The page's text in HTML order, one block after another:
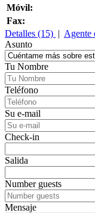
Móvil:
Fax:
Detalles (15) | Agente
Asunto
Tu Nombre
Teléfono
Su e-mail
Check-in
Salida
Number guests
Mensaje